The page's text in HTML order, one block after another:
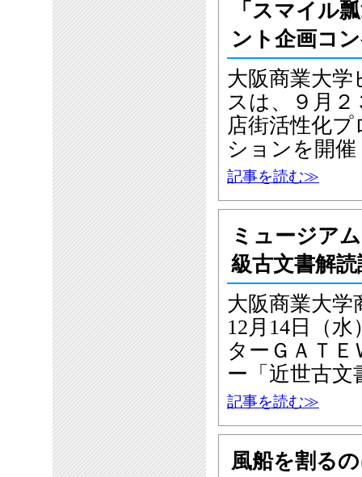
「スマイル
ント企画コ
大阪商業大
スは、９月
店街活性化
ションを開
記事を読む≫
ミュージア
級古文書解
大阪商業大学
12月14日（
ターＧＡＴ
ー「近世古
記事を読む≫
風船を割る